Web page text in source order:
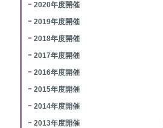
2020年度開催
2019年度開催
2018年度開催
2017年度開催
2016年度開催
2015年度開催
2014年度開催
2013年度開催